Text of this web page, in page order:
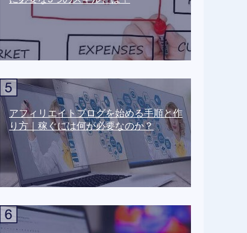
アフィリエイトブログを始める手順と作
り方｜稼ぐには何が必要なのか？